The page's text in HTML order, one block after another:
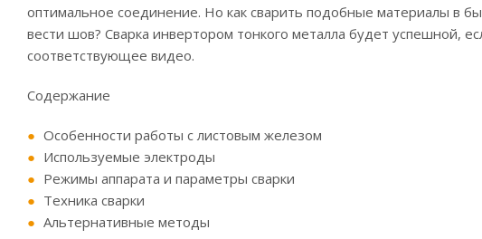
оптимальное соединение. Но как сварить подобные материалы в
вести шов? Сварка инвертором тонкого металла будет успешной,
соответствующее видео.
Содержание
Особенности работы с листовым железом
Используемые электроды
Режимы аппарата и параметры сварки
Техника сварки
Альтернативные методы